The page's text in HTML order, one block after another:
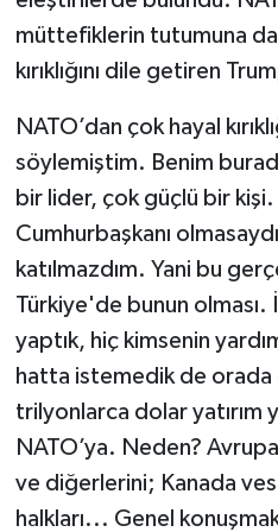
müttefiklerin tutumuna
kırıklığını dile getiren
NATO’dan çok hayal
söylemiştim. Benim
bir lider, çok güçlü bir kişi.
Cumhurbaşkanı
katılmazdım. Yani bu
Türkiye'de bunun olması.
yaptık, hiç kimsenin
hatta istemedik de orada
trilyonlarca dolar yatırım
NATO’ya. Neden?
ve diğerlerini; Kanada
halkları... Genel